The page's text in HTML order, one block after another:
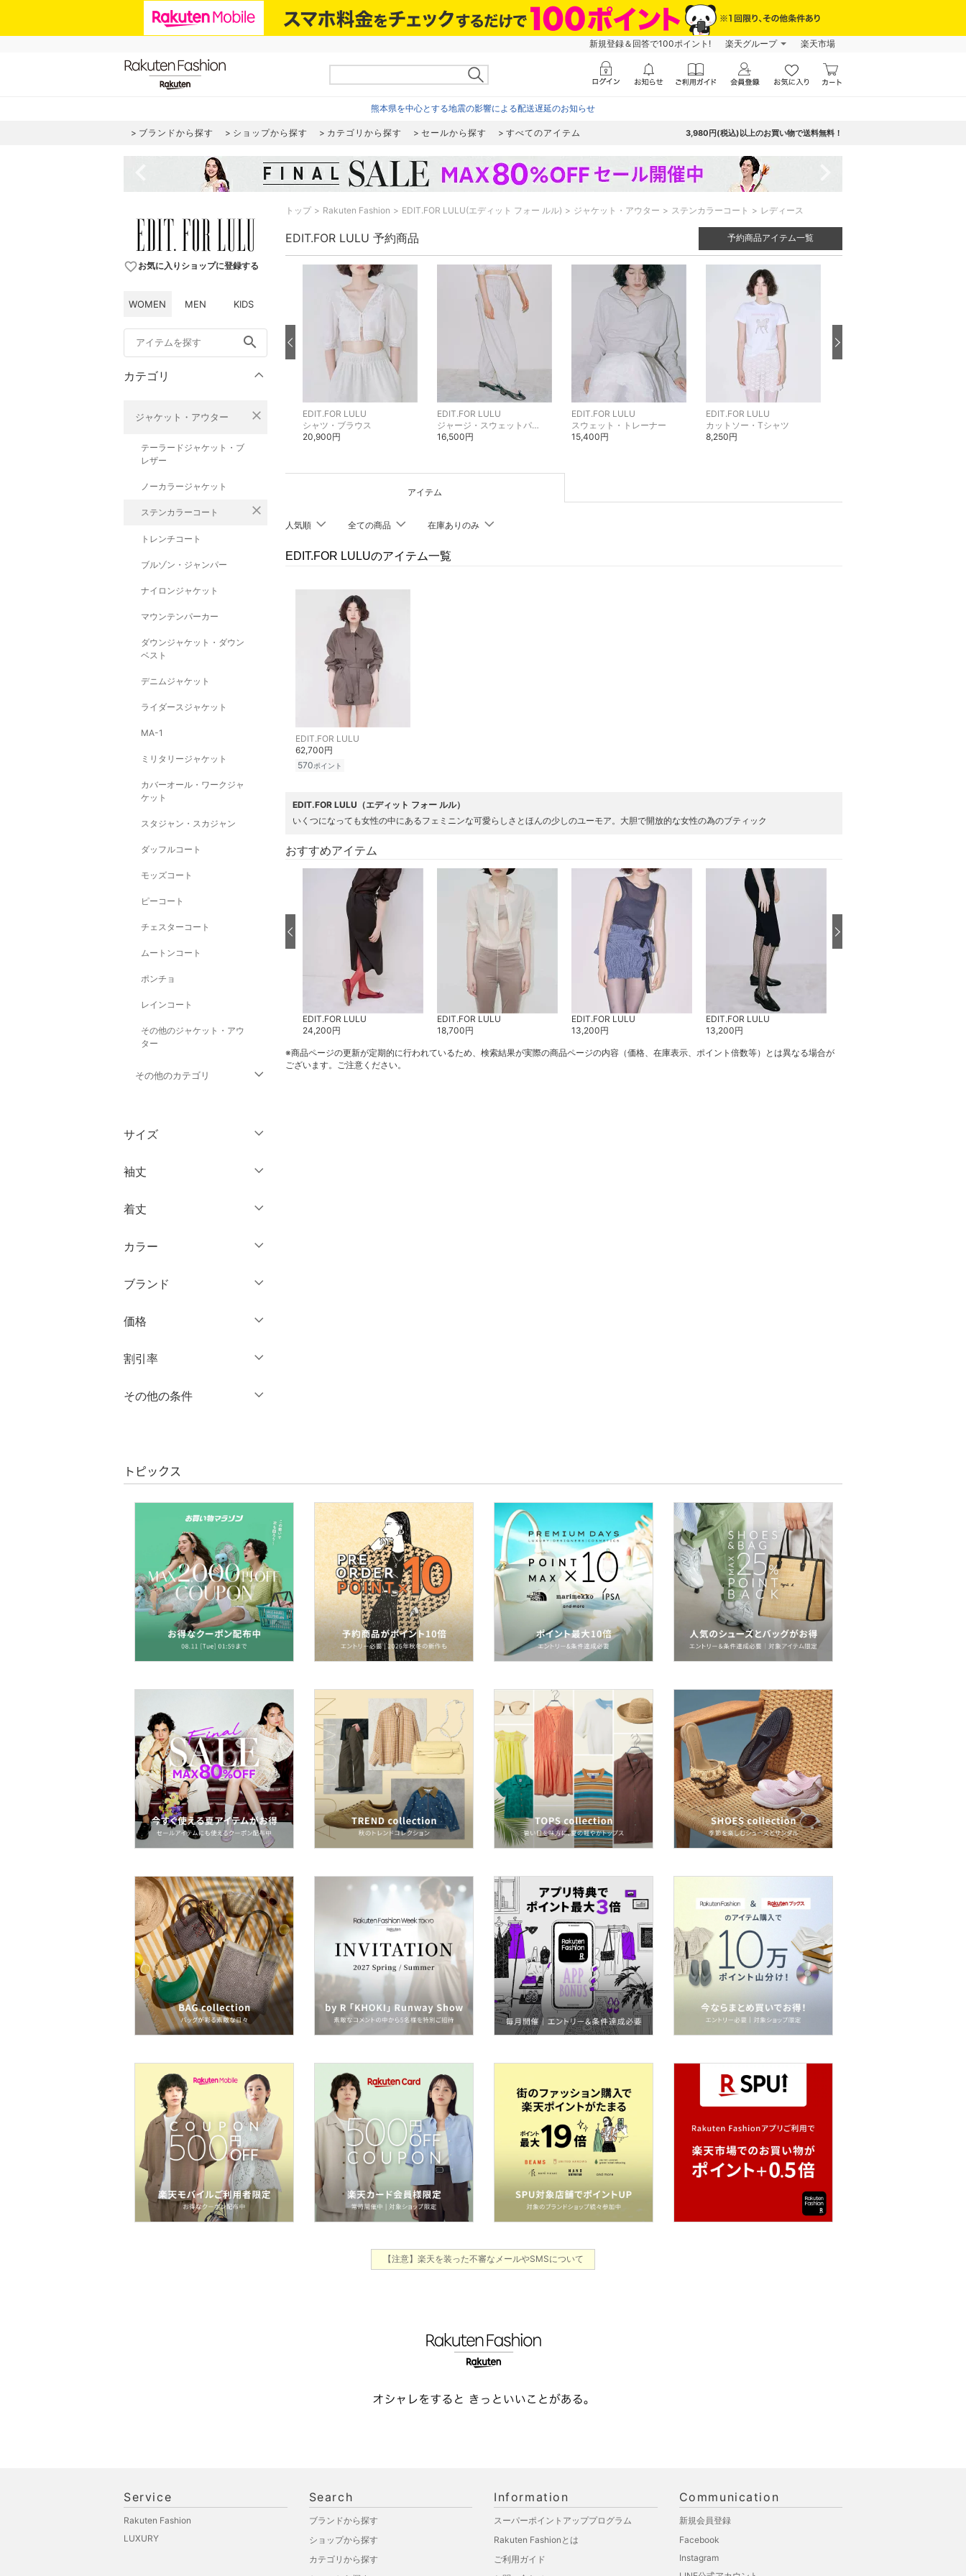
新規登録＆回答で100ポイント! 楽天グループ 楽天市場
熊本県を中心とする地震の影響による配送遅延のお知らせ
ブランドから探す ショップから探す カテゴリから探す セールから探す すべてのアイテム 3,980円(税込)以上のお買い物で送料無料！
favorite_borderお気に入りショップに登録する
WOMEN MEN KIDS
search
カテゴリ
ジャケット・アウター close
テーラードジャケット・ブ
レザー
ノーカラージャケット
ステンカラーコート close
トレンチコート
ブルゾン・ジャンパー
ナイロンジャケット
マウンテンパーカー
ダウンジャケット・ダウン
ベスト
デニムジャケット
ライダースジャケット
MA-1
ミリタリージャケット
カバーオール・ワークジャ
ケット
スタジャン・スカジャン
ダッフルコート
モッズコート
ピーコート
チェスターコート
ムートンコート
ポンチョ
レインコート
その他のジャケット・アウ
ター
その他のカテゴリ
パンツ
ワンピース・ドレス
スカート
オールインワン・オーバ
バッグ
シューズ・靴
インナー・ルームウェア
靴下・レッグウェア
ヘアアクセサリー
マタニティウェア・ベビ
ー用品
スーツ・フォーマル
着物・浴衣・和装小物
スキンケア
ベースメイク
メイクアップ
ネイル
ボディケア・オーラルケ
ア
ヘアケア
フレグランス
メイク道具・美容器具
コフレ・キット・セット
食器・調理器具・キッチ
ン用品
インテリア・生活雑貨
スマホグッズ・オーディ
オ機器
スポーツ・アウトドア用
サイズ
ウェア（S/M/L）
M
XL
袖丈
ノースリーブ
半袖
長袖
着丈
ショート丈
ミドル丈
カラー
クリア
ブランド
価格
絞り込み
割引率
％OFF～ ％OFF
その他の条件
クリア 絞り込み
トップ Rakuten Fashion EDIT.FOR LULU(エディット フォー ルル) ジャケット・アウター ステンカラーコート レディース
EDIT.FOR LULU 予約商品 予約商品アイテム一覧
EDIT.FOR LULU
EDIT.FOR LULU
シャツ・ブラウス
20,900円
EDIT.FOR LULU
ジャージ・スウェットパンツ
16,500円
EDIT.FOR LULU
スウェット・トレーナー
15,400円
EDIT.FOR LULU
カットソー・Tシャツ
8,250円
アイテム
人気順 全ての商品 在庫ありのみ
EDIT.FOR LULUのアイテム一覧
EDIT.FOR LULU
62,700円
570ポイント
EDIT.FOR LULU（エディット フォー ルル）
いくつになっても女性の中にあるフェミニンな可愛らしさとほんの少しのユーモア。大胆で開放的な女性の為のブティック
おすすめアイテム
39,600円
EDIT.FOR LULU
24,200円
EDIT.FOR LULU
18,700円
EDIT.FOR LULU
13,200円
EDIT.FOR LULU
13,200円
※商品ページの更新が定期的に行われているため、検索結果が実際の商品ページの内容（価格、在庫表示、ポイント倍数等）とは異なる場合が
ございます。ご注意ください。
トピックス
【注意】楽天を装った不審なメールやSMSについて
Service
Rakuten Fashion
LUXURY
Search
ブランドから探す
ショップから探す
カテゴリから探す
Information
スーパーポイントアッププログラム
Rakuten Fashionとは
ご利用ガイド
Communication
新規会員登録
Facebook
Instagram